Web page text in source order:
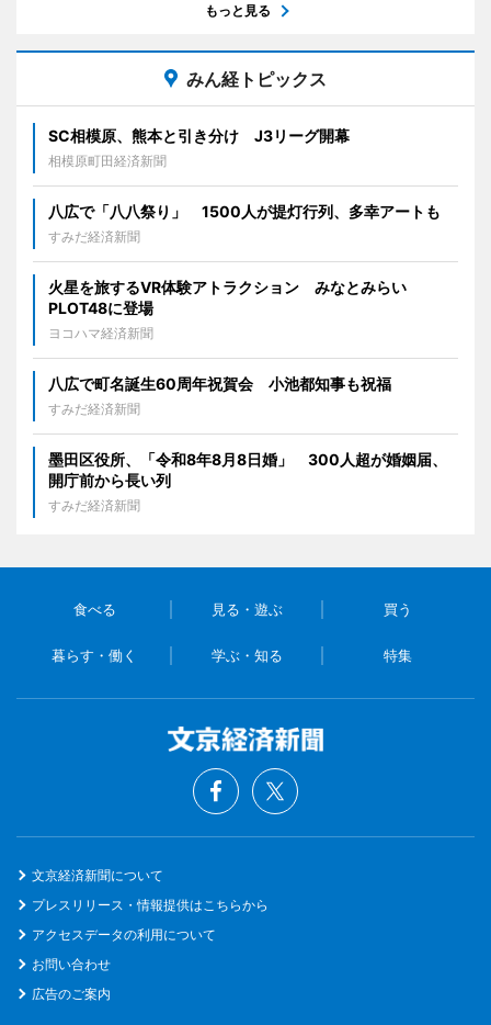
もっと見る
みん経トピックス
SC相模原、熊本と引き分け J3リーグ開幕
相模原町田経済新聞
八広で「八八祭り」 1500人が提灯行列、多幸アートも
すみだ経済新聞
火星を旅するVR体験アトラクション みなとみらい
PLOT48に登場
ヨコハマ経済新聞
八広で町名誕生60周年祝賀会 小池都知事も祝福
すみだ経済新聞
墨田区役所、「令和8年8月8日婚」 300人超が婚姻届、
開庁前から長い列
すみだ経済新聞
食べる 見る・遊ぶ 買う
暮らす・働く 学ぶ・知る 特集
文京経済新聞について
プレスリリース・情報提供はこちらから
アクセスデータの利用について
お問い合わせ
広告のご案内